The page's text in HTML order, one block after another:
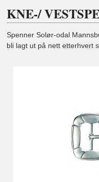
KNE-/
Spenner Solør-odal
bli lagt ut på nett etterhvert